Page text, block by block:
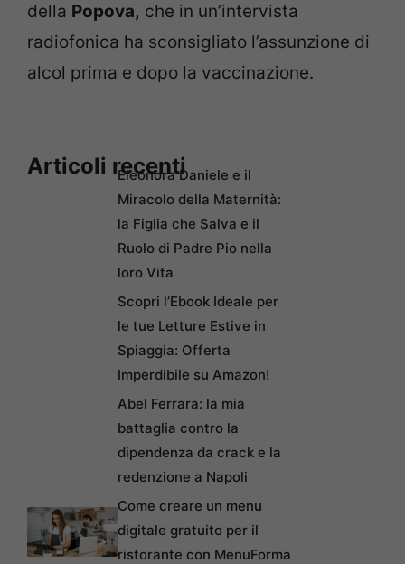
della Popova, che in un’intervista
radiofonica ha sconsigliato l’assunzione di
alcol prima e dopo la vaccinazione.
Articoli recentiEleonora Daniele e il
Miracolo della Maternità:
la Figlia che Salva e il
Ruolo di Padre Pio nella
loro Vita
Scopri l’Ebook Ideale per
le tue Letture Estive in
Spiaggia: Offerta
Imperdibile su Amazon!
Abel Ferrara: la mia
battaglia contro la
dipendenza da crack e la
redenzione a Napoli
Come creare un menu
digitale gratuito per il
ristorante con MenuForma